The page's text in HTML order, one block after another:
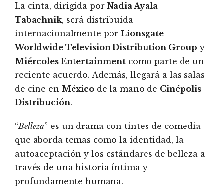
La cinta, dirigida por Nadia Ayala
Tabachnik, será distribuida
internacionalmente por Lionsgate
Worldwide Television Distribution Group y
Miércoles Entertainment como parte de un
reciente acuerdo. Además, llegará a las salas
de cine en México de la mano de Cinépolis
Distribución.
“Belleza” es un drama con tintes de comedia
que aborda temas como la identidad, la
autoaceptación y los estándares de belleza a
través de una historia íntima y
profundamente humana.